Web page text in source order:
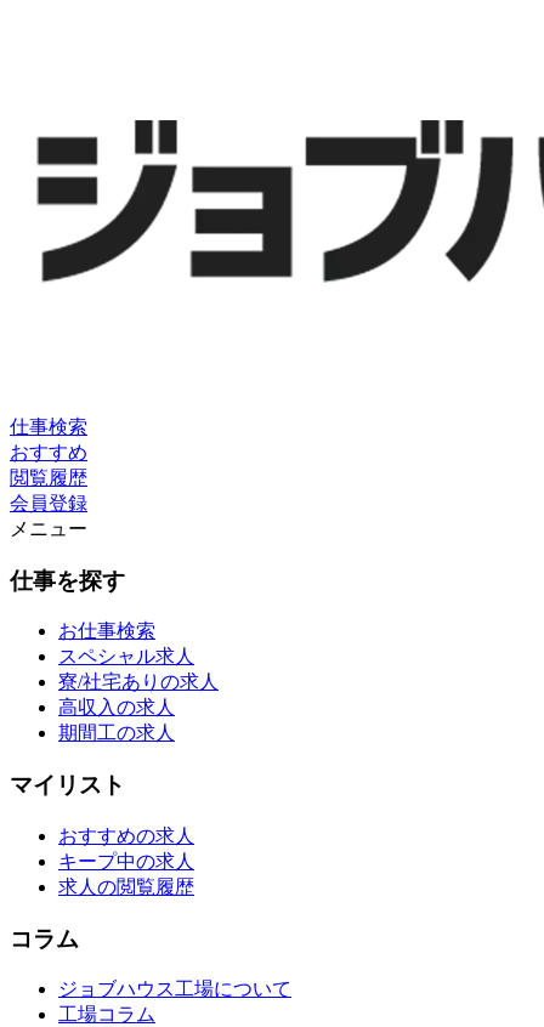
仕事検索
おすすめ
閲覧履歴
会員登録
メニュー
仕事を探す
お仕事検索
スペシャル求人
寮/社宅ありの求人
高収入の求人
期間工の求人
マイリスト
おすすめの求人
キープ中の求人
求人の閲覧履歴
コラム
ジョブハウス工場について
工場コラム